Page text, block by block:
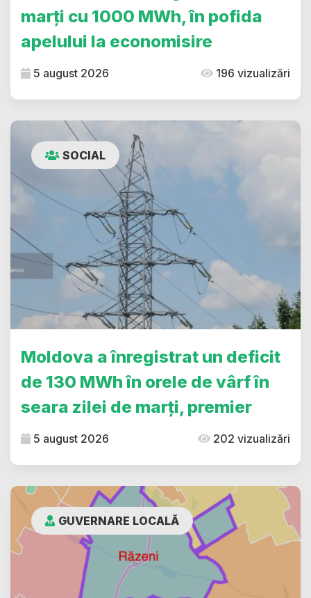
marți cu 1000 MWh, în pofida
apelului la economisire
5 august 2026 196 vizualizări
SOCIAL
Moldova a înregistrat un deficit
de 130 MWh în orele de vârf în
seara zilei de marți, premier
5 august 2026 202 vizualizări
GUVERNARE LOCALĂ